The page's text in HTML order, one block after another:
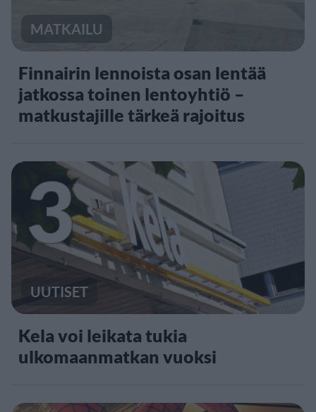
MATKAILU
Finnairin lennoista osan lentää
jatkossa toinen lentoyhtiö –
matkustajille tärkeä rajoitus
3
UUTISET
Kela voi leikata tukia
ulkomaanmatkan vuoksi